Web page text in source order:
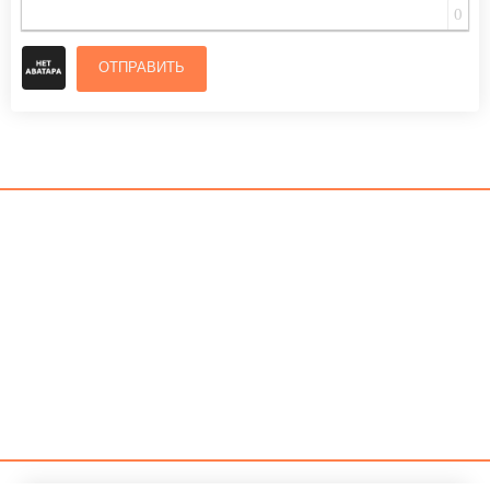
0
ОТПРАВИТЬ